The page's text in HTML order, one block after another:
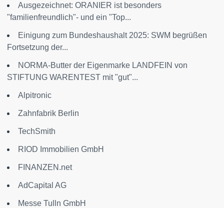
Ausgezeichnet: ORANIER ist besonders
"familienfreundlich"- und ein "Top...
Einigung zum Bundeshaushalt 2025: SWM begrüßen
Fortsetzung der...
NORMA-Butter der Eigenmarke LANDFEIN von
STIFTUNG WARENTEST mit "gut"...
Alpitronic
Zahnfabrik Berlin
TechSmith
RIOD Immobilien GmbH
FINANZEN.net
AdCapital AG
Messe Tulln GmbH